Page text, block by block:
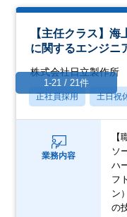
【主任クラス】
に関するエンジニ
株式会社日立製作所
正社員採用 土日祝
業務内容
【
ソ
ハ
フ
ン
の
1-21 / 21件